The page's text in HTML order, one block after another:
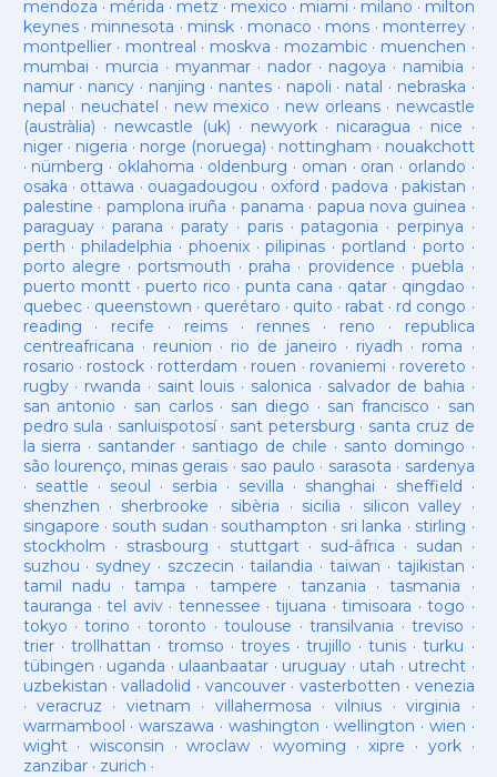
mendoza · mérida · metz · mexico · miami · milano · milton
keynes· minnesota · minsk · monaco · mons · monterrey ·
montpellier· montreal · moskva · mozambic· muenchen ·
mumbai · murcia · myanmar· nador · nagoya · namibia ·
namur· nancy · nanjing · nantes · napoli · natal · nebraska ·
nepal · neuchatel · new mexico · new orleans· newcastle
(austràlia) · newcastle (uk) · newyork· nicaragua · nice ·
niger· nigeria · norge (noruega) · nottingham · nouakchott
· nürnberg · oklahoma · oldenburg · oman · oran · orlando ·
osaka · ottawa · ouagadougou · oxford ·padova ·pakistan ·
palestine · pamplona iruña · panama · papua nova guinea ·
paraguay· parana ·paraty · paris·patagonia · perpinya ·
perth ·philadelphia · phoenix·pilipinas ·portland · porto ·
porto alegre ·portsmouth ·praha · providence ·puebla ·
puerto montt· puerto rico ·punta cana · qatar · qingdao ·
quebec· queenstown · querétaro · quito · rabat · rd congo ·
reading · recife · reims· rennes · reno · republica
centreafricana · reunion · rio de janeiro · riyadh · roma ·
rosario · rostock · rotterdam · rouen · rovaniemi · rovereto ·
rugby· rwanda · saint louis · salonica · salvador de bahia ·
san antonio · san carlos· san diego · san francisco · san
pedro sula · sanluispotosí· sant petersburg · santa cruz de
la sierra · santander · santiago de chile · santo domingo ·
são lourenço, minas gerais · sao paulo · sarasota · sardenya
· seattle · seoul · serbia · sevilla · shanghai · sheffield ·
shenzhen · sherbrooke · sibèria · sicilia · silicon valley ·
singapore · south sudan · southampton · sri lanka · stirling ·
stockholm · strasbourg · stuttgart· sud-âfrica · sudan ·
suzhou · sydney · szczecin ·tailandia ·taiwan · tajikistan ·
tamil nadu ·tampa · tampere · tanzania ·tasmania ·
tauranga ·tel aviv· tennessee ·tijuana ·timisoara ·togo ·
tokyo ·torino ·toronto ·toulouse ·transilvania ·treviso ·
trier· trollhattan · tromso · troyes·trujillo ·tunis ·turku ·
tübingen · uganda · ulaanbaatar · uruguay · utah · utrecht ·
uzbekistan · valladolid · vancouver· vasterbotten · venezia
· veracruz · vietnam · villahermosa ·vilnius ·virginia ·
warrnambool ·warszawa ·washington · wellington · wien ·
wight· wisconsin ·wroclaw · wyoming ·xipre · york·
zanzibar· zurich ·